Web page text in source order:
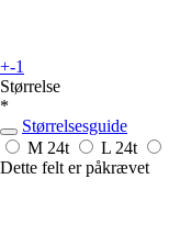
+-1
Størrelse
*
Størrelsesguide
M 24t L 24t
Dette felt er påkrævet